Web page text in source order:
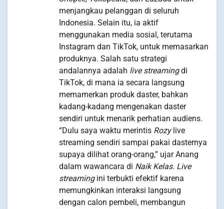
menjangkau pelanggan di seluruh
Indonesia. Selain itu, ia aktif
menggunakan media sosial, terutama
Instagram dan TikTok, untuk memasarkan
produknya. Salah satu strategi
andalannya adalah live streamingdi
TikTok, di mana ia secara langsung
memamerkan produk daster, bahkan
kadang-kadang mengenakan daster
sendiri untuk menarik perhatian audiens.
“Dulu saya waktu merintis Rozylive
streaming sendiri sampai pakai dasternya
supaya dilihat orang-orang,” ujar Anang
dalam wawancara di Naik Kelas. Live
streamingini terbukti efektif karena
memungkinkan interaksi langsung
dengan calon pembeli, membangun